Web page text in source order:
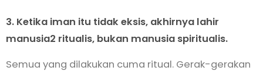
3. Ketika iman itu tidak eksis, akhirnya lahir
manusia2 ritualis, bukan manusia spiritualis.
Semua yang dilakukan cuma ritual. Gerak-gerakan